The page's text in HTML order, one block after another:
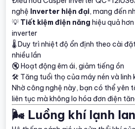
nghệ Inverter hiện đại, mang đến
💡 Tiết kiệm điện năng hiệu quả
inverter
🌡 Duy trì nhiệt độ ổn định theo cài
nhiều lần
🔇 Hoạt động êm ái, giảm tiếng ồn
🛠 Tăng tuổi thọ của máy nén và linh
Nhờ công nghệ này, bạn có thể yên
liên tục mà không lo hóa đơn điện
🌬️ Luồng khí lạnh